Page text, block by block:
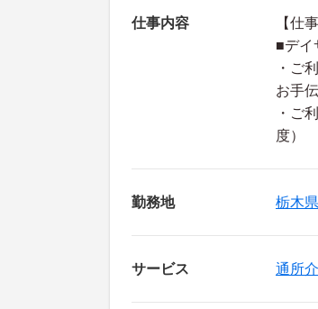
仕事内容
【仕
■デイ
・ご
お手
・ご
度）
勤務地 栃木県
サービス 通所